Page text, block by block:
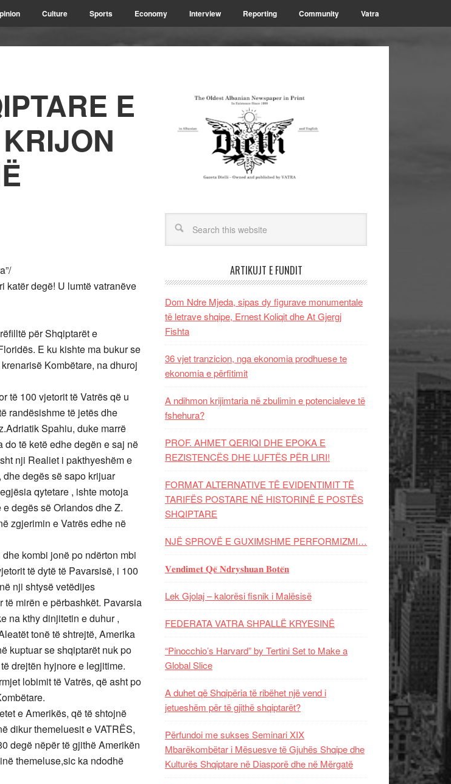
Culture Sports Economy Interview Reporting Community Vatra
E
katër degë! U lumtë vatranëve
për Shqiptarët e
E ku kishte ma bukur se
Kombëtare, na dhuroj
të 100 vjetorit të Vatrës që u
randësishme të jetës dhe
Spahiu, duke marrë
të ketë edhe degën e saj në
nji Realiet i pakthyeshëm e
dhe degës së sapo krijuar
qytetare , ishte motoja
degës së Orlandos dhe Z.
zgjerimin e Vatrës edhe në
kombi jonë po ndërton mbi
të dytë të Pavarsisë, i 100
nji shtysë vetëdijes
të mirën e përbashkët. Pavarsia
na kthy dinjitetin e duhur ,
tonë të shtrejtë, Amerika
kuptuar se shqiptarët nuk po
drejtën hyjnore e legjitime.
lobimit të Vatrës, që asht po
e Amerikës, që të shtojnë
dikur themeluesit e VATRËS,
degë nëpër të gjithë Amerikën
themeluse,sic ka ndodhë
ARTIKUJT E FUNDIT
Dom Ndre Mjeda, sipas dy figurave monumentale
të letrave shqipe, Ernest Koliqit dhe At Gjergj
Fishta
36 vjet tranzicion, nga ekonomia prodhuese te
ekonomia e përfitimit
A ndihmon krijimtaria në zbulimin e potencialeve të
fshehura?
PROF. AHMET QERIQI DHE EPOKA E
REZISTENCЁS DHE LUFTЁS PЁR LIRI!
FORMAT ALTERNATIVE TË EVIDENTIMIT TË
TARIFËS POSTARE NË HISTORINË E POSTËS
SHQIPTARE
NJË SPROVË E GUXIMSHME PERFORMIZMI…
𝐕𝐞𝐧𝐝𝐢𝐦𝐞𝐭 𝐐𝐞̈ 𝐍𝐝𝐫𝐲𝐬𝐡𝐮𝐚𝐧 𝐁𝐨𝐭𝐞̈𝐧
Lek Gjolaj – kalorësi fisnik i Malësisë
FEDERATA VATRA SHPALLË KRYESINË
“Pinocchio’s Harvard” by Tertini Set to Make a
Global Slice
A duhet që Shqipëria të ribëhet një vend i
jetueshëm për të gjithë shqiptarët?
Përfundoi me sukses Seminari XIX
Mbarëkombëtar i Mësuesve të Gjuhës Shqipe dhe
Kulturës Shqiptare në Diasporë dhe në Mërgatë